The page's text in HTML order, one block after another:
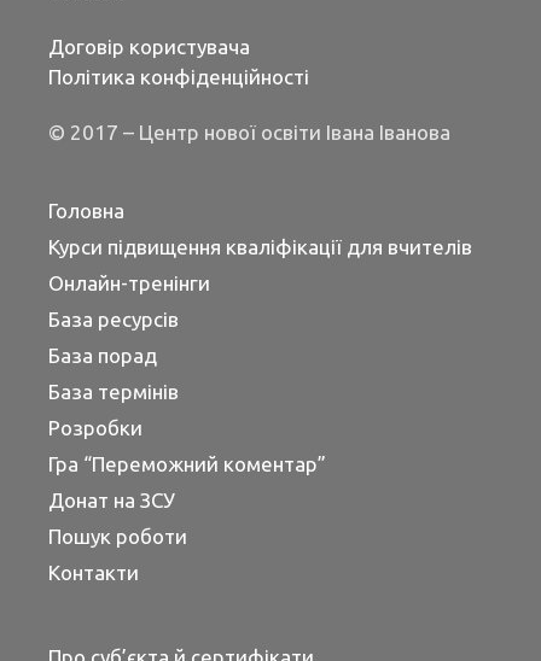
Договір користувача
Політика конфіденційності
© 2017 – Центр нової освіти Івана Іванова
Головна
Курси підвищення кваліфікації для вчителів
Онлайн-тренінги
База ресурсів
База порад
База термінів
Розробки
Гра “Переможний коментар”
Донат на ЗСУ
Пошук роботи
Контакти